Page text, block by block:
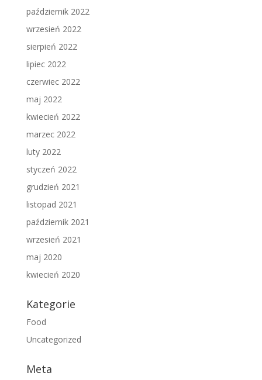
październik 2022
wrzesień 2022
sierpień 2022
lipiec 2022
czerwiec 2022
maj 2022
kwiecień 2022
marzec 2022
luty 2022
styczeń 2022
grudzień 2021
listopad 2021
październik 2021
wrzesień 2021
maj 2020
kwiecień 2020
Kategorie
Food
Uncategorized
Meta